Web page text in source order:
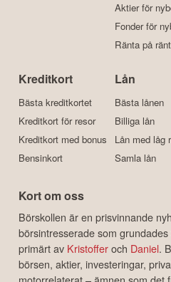
Aktier för
Fonder för
Ränta på
Kreditkort
Bästa kreditkortet
Kreditkort för resor
Kreditkort med bonus
Bensinkort
Lån
Bästa lånen
Billiga lån
Lån med låg
Samla lån
Kort om oss
Börskollen är en prisvinnande
börsintresserade som
primärt av Kristofferoch Daniel.
börsen, aktier, investeringar,